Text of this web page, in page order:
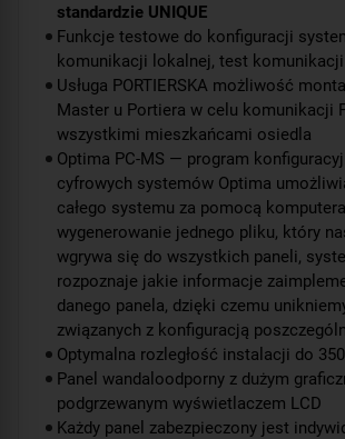
standardzie UNIQUE
Funkcje testowe do konfiguracji
komunikacji lokalnej, test
Usługa PORTIERSKA możliwość
Master u Portiera w celu komunikacji
wszystkimi mieszkańcami osiedla
Optima PC-MS — program
cyfrowych systemów Optima
całego systemu za pomocą
wygenerowanie jednego pliku, który
wgrywa się do wszystkich paneli,
rozpoznaje jakie informacje
danego panela, dzięki czemu
związanych z konfiguracją
Optymalna rozległość instalacji do
Panel wandaloodporny z dużym
podgrzewanym wyświetlaczem LCD
Każdy panel zabezpieczony jest